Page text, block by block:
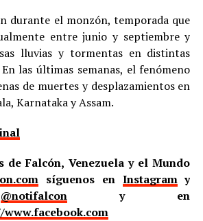
durante el monzón, temporada que
entre junio y septiembre y
lluvias y tormentas en distintas
las últimas semanas, el fenómeno
de muertes y desplazamientos en
Karnataka y Assam.
de Falcón, Venezuela y el Mundo
síguenos en Instagramy
@notifalcony en